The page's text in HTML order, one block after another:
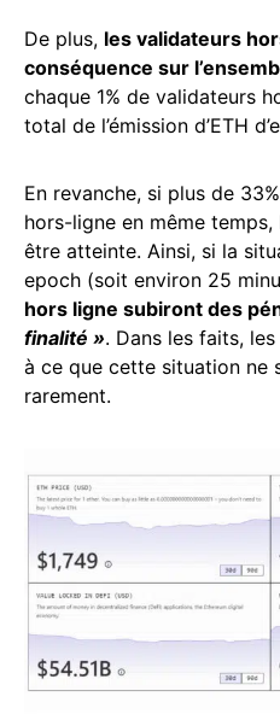
De plus, les validateurs
conséquence sur
chaque 1% de validateurs
total de l’émission d’ETH
En revanche, si plus de
hors-ligne en même
être atteinte. Ainsi, si la
epoch (soit environ 25
hors ligne subiront des
finalité ». Dans les faits,
à ce que cette situation ne
rarement.